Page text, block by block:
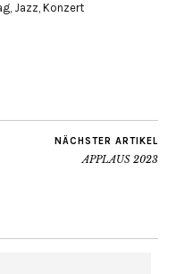
, Jazz, Konzert
NÄCHSTER ARTIKEL
APPLAUS 2023